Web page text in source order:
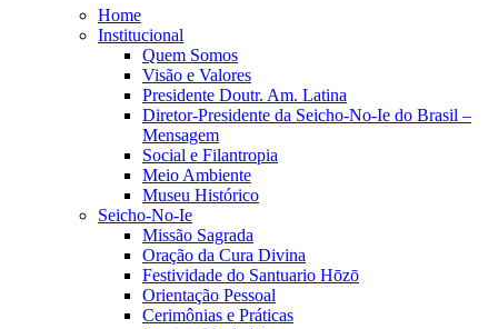
Home
Institucional
Quem Somos
Visão e Valores
Presidente Doutr. Am. Latina
Diretor-Presidente da Seicho-No-Ie do Brasil –
Mensagem
Social e Filantropia
Meio Ambiente
Museu Histórico
Seicho-No-Ie
Missão Sagrada
Oração da Cura Divina
Festividade do Santuario Hōzō
Orientação Pessoal
Cerimônias e Práticas